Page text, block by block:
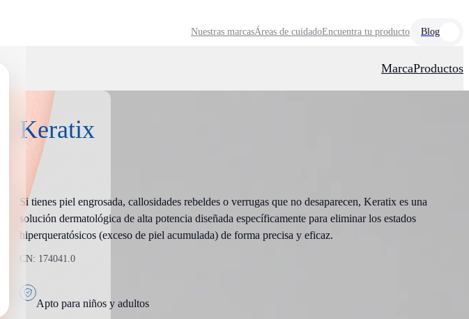
Nuestras marcasÁreas de cuidadoEncuentra tu producto Blog
MarcaProductos
Keratix
Si tienes piel engrosada, callosidades rebeldes o verrugas que no desaparecen, Keratix es una
solución dermatológica de alta potencia diseñada específicamente para eliminar los estados
hiperqueratósicos (exceso de piel acumulada) de forma precisa y eficaz.
CN: 174041.0
Apto para niños y adultos